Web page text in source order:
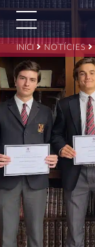
INICI NOTÍCIES